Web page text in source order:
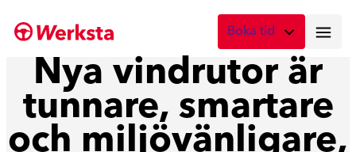
till
Boka tid
Vad önskar du att boka?
Digital skadebesiktning
Fota skadan med mobilen
Nya vindrutor är
tunnare, smartare
och miljövänligare,